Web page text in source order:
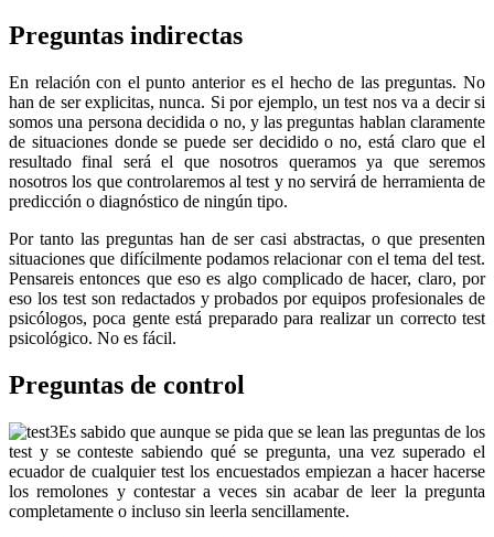
Preguntas indirectas
En relación con el punto anterior es el hecho de las preguntas. No
han de ser explicitas, nunca. Si por ejemplo, un test nos va a decir si
somos una persona decidida o no, y las preguntas hablan claramente
de situaciones donde se puede ser decidido o no, está claro que el
resultado final será el que nosotros queramos ya que seremos
nosotros los que controlaremos al test y no servirá de herramienta de
predicción o diagnóstico de ningún tipo.
Por tanto las preguntas han de ser casi abstractas, o que presenten
situaciones que difícilmente podamos relacionar con el tema del test.
Pensareis entonces que eso es algo complicado de hacer, claro, por
eso los test son redactados y probados por equipos profesionales de
psicólogos, poca gente está preparado para realizar un correcto test
psicológico. No es fácil.
Preguntas de control
Es sabido que aunque se pida que se lean las preguntas de los
test y se conteste sabiendo qué se pregunta, una vez superado el
ecuador de cualquier test los encuestados empiezan a hacer hacerse
los remolones y contestar a veces sin acabar de leer la pregunta
completamente o incluso sin leerla sencillamente.